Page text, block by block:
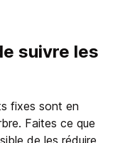
suivre les
fixes sont en
Faites ce que
de les réduire